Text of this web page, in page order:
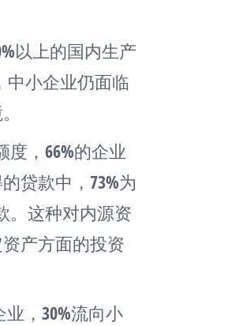
以上的国内生产
中小企业仍面临
度，66%的企业
贷款中，73%为
。这种对内源资
产方面的投资
，30%流向小